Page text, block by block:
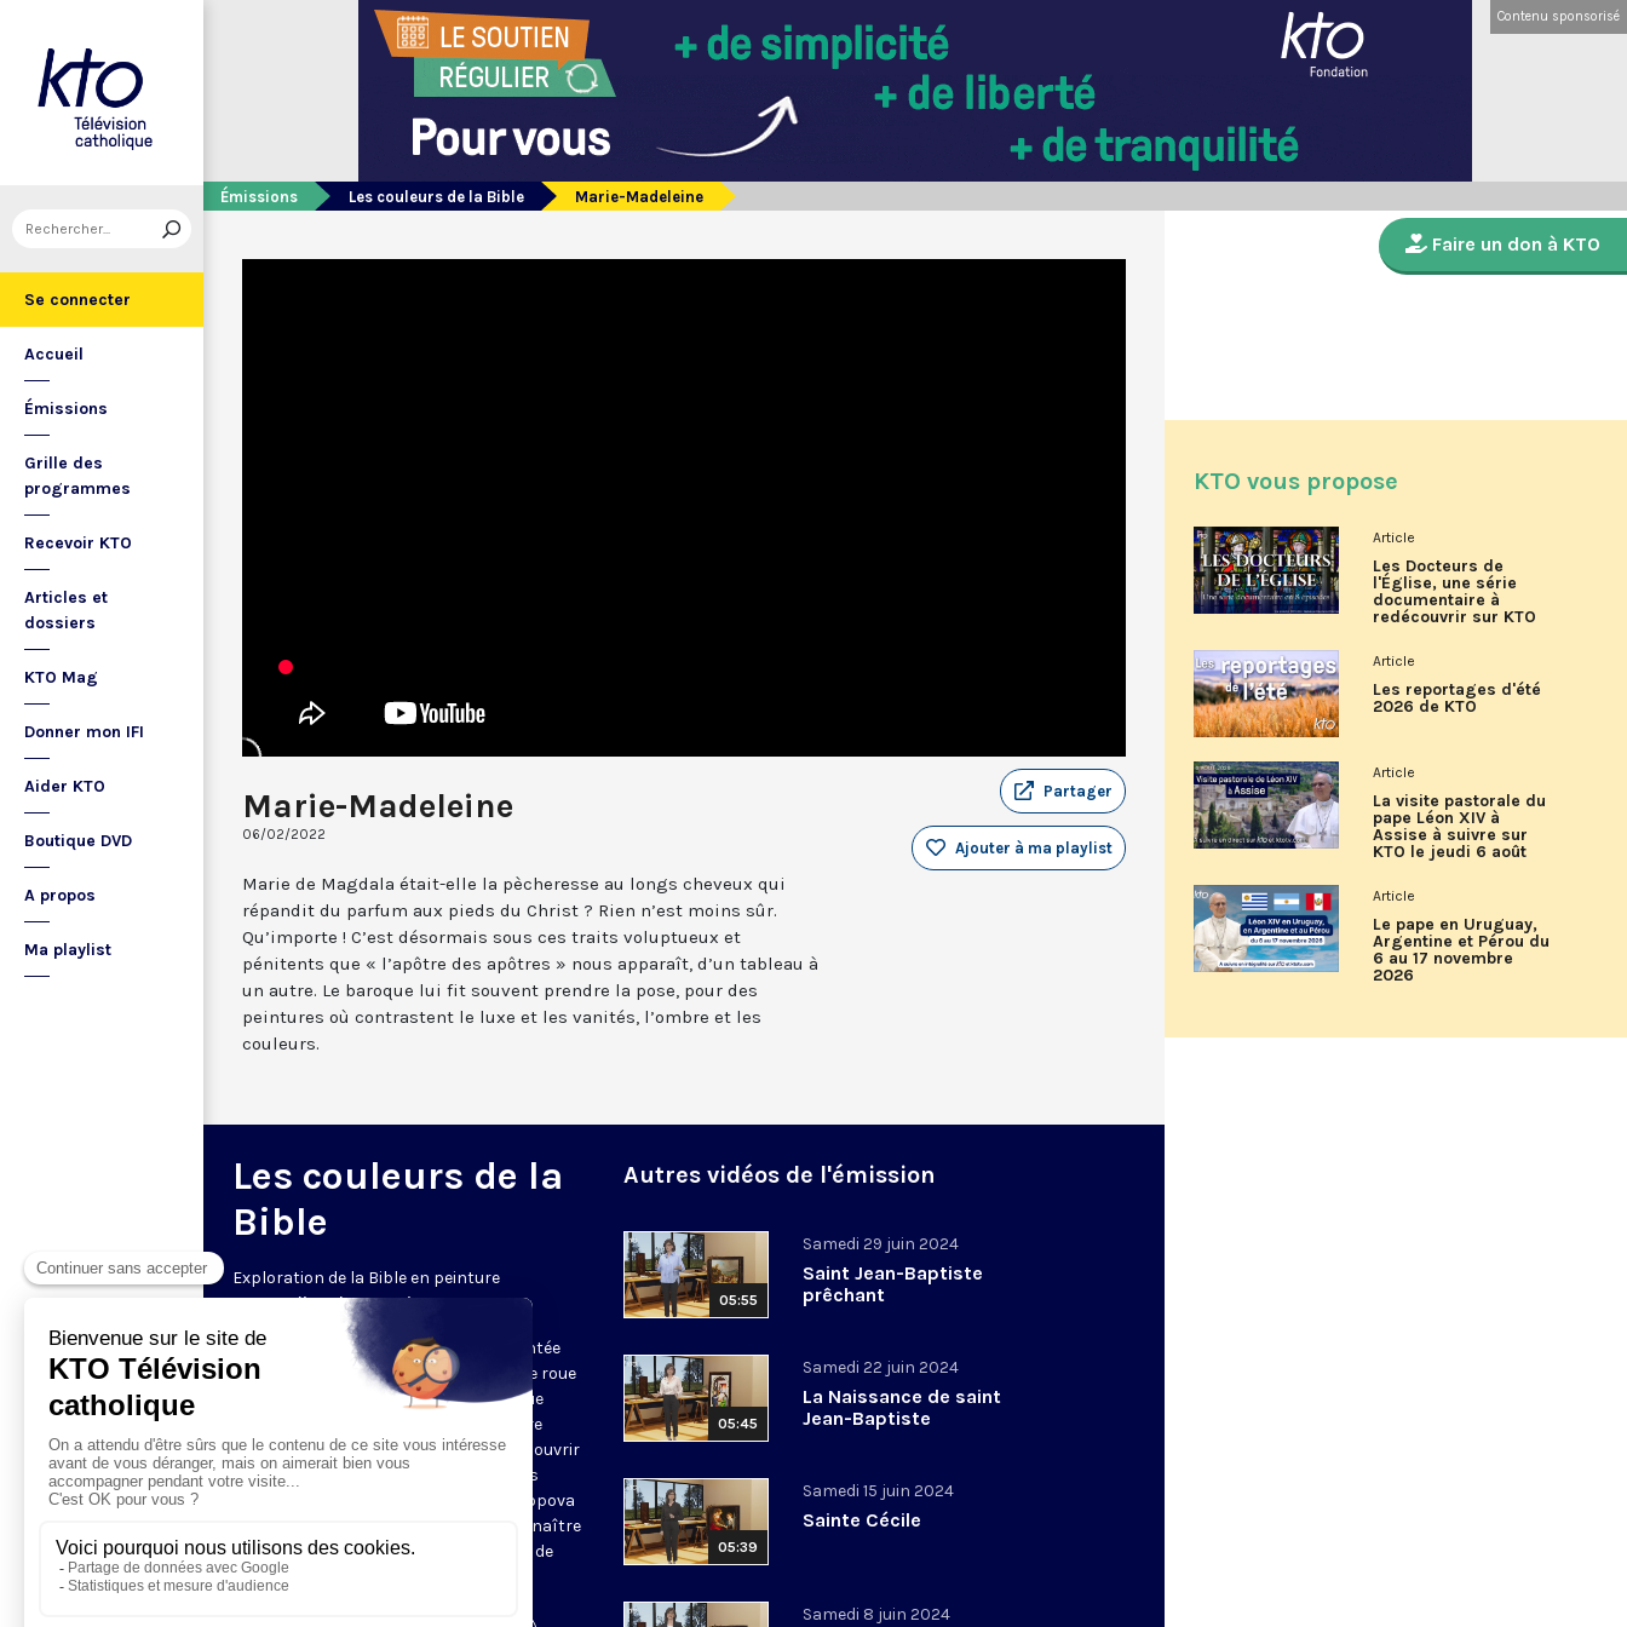
Se connecter
Accueil
Émissions
Grille des
programmes
Recevoir KTO
Articles et
dossiers
KTO Mag
Donner mon IFI
Aider KTO
Boutique DVD
A propos
Ma playlist
Contenu sponsorisé
Émissions Les couleurs de la Bible Marie-Madeleine
Marie-Madeleine
06/02/2022
Partager
Ajouter à ma playlist
Marie de Magdala était-elle la pècheresse au longs cheveux qui
répandit du parfum aux pieds du Christ ? Rien n’est moins sûr.
Qu’importe ! C’est désormais sous ces traits voluptueux et
pénitents que « l’apôtre des apôtres » nous apparaît, d’un tableau à
un autre. Le baroque lui fit souvent prendre la pose, pour des
peintures où contrastent le luxe et les vanités, l’ombre et les
couleurs.
Les couleurs de la
Bible
Exploration de la Bible en peinture
Le samedi • 20h30 • 5 min
Mais quelle est donc la scène représentée
sur ce tableau ? Pourquoi y a-t-il ici une roue
et là une palme, une couronne ? Chaque
samedi à 21h30, rendez-vous avec votre
professeur d’histoire de l’art, pour découvrir
un épisode biblique illustré par les plus
grands peintres. En 5 minutes, Olga Popova
vous donne tous les codes pour reconnaître
la scène et comprendre les intentions de
l’artiste.
Autres vidéos de l'émission
05:55
Samedi 29 juin 2024
Saint Jean-Baptiste
prêchant
05:45
Samedi 22 juin 2024
La Naissance de saint
Jean-Baptiste
05:39
Samedi 15 juin 2024
Sainte Cécile
Samedi 8 juin 2024
Faire un don à KTO
KTO vous propose
Article
Les Docteurs de
l'Église, une série
documentaire à
redécouvrir sur KTO
Article
Les reportages d'été
2026 de KTO
Article
La visite pastorale du
pape Léon XIV à
Assise à suivre sur
KTO le jeudi 6 août
Article
Le pape en Uruguay,
Argentine et Pérou du
6 au 17 novembre
2026